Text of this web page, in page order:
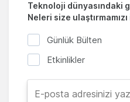
Teknoloji dünyasındaki
Neleri size
Günlük Bülten
Etkinlikler